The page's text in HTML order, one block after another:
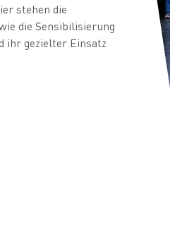
stehen die
die Sensibilisierung
ihr gezielter Einsatz